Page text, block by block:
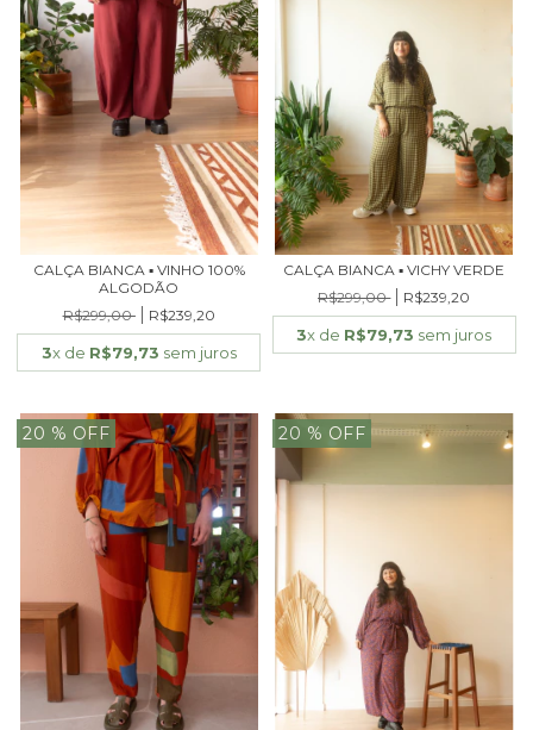
CALÇA BIANCA ▪ VINHO 100%
ALGODÃO
R$299,00
R$239,20
3x de R$79,73 sem juros
CALÇA BIANCA ▪ VICHY VERDE
R$299,00
R$239,20
3x de R$79,73 sem juros
20 % OFF 20 % OFF